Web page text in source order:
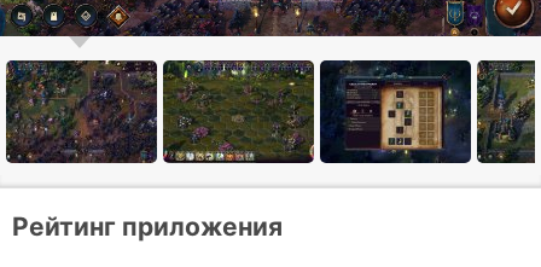
Рейтинг приложения